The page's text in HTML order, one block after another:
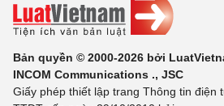
Bản quyền © 2000-2026 bởi
INCOM Communications ., JSC
Giấy phép thiết lập trang Thông tin điện